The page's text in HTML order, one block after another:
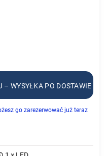
– WYSYŁKA PO DOSTAWIE
go zarezerwować już teraz